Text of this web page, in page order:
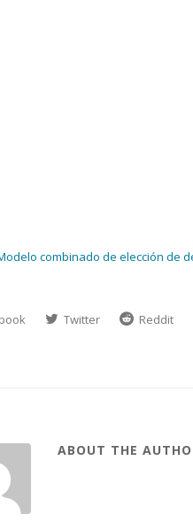
combinado de elección de
Twitter Reddit
ABOUT THE